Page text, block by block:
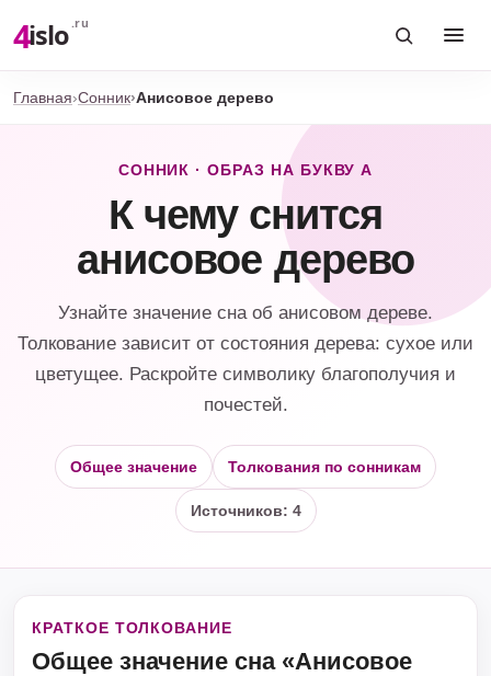
4islo .ru
Главная Сонник Анисовое дерево
СОННИК · ОБРАЗ НА БУКВУ А
К чему снится
анисовое дерево
Узнайте значение сна об анисовом дереве.
Толкование зависит от состояния дерева: сухое или
цветущее. Раскройте символику благополучия и
почестей.
Общее значение Толкования по сонникам
Источников: 4
КРАТКОЕ ТОЛКОВАНИЕ
Общее значение сна «Анисовое